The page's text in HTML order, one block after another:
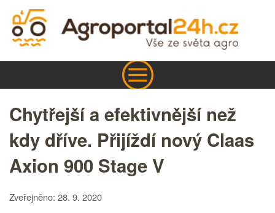
Chytřejší a efektivnější než
kdy dříve. Přijíždí nový Claas
Axion 900 Stage V
Zveřejněno: 28. 9. 2020